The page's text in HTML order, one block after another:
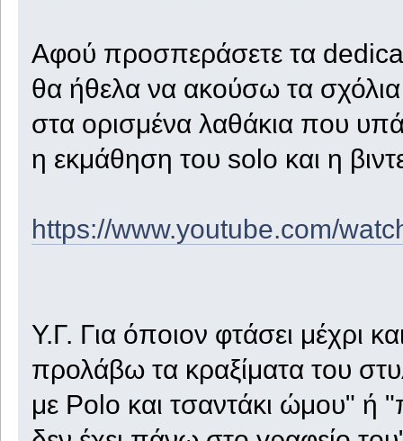
Αφού προσπεράσετε τα
θα ήθελα να ακούσω τα σχόλια
στα ορισμένα λαθάκια που
η εκμάθηση του solo και η
https://www.youtube.com/
Υ.Γ. Για όποιον φτάσει μέχρι
προλάβω τα κραξίματα του
με Polo και τσαντάκι ώμου" ή